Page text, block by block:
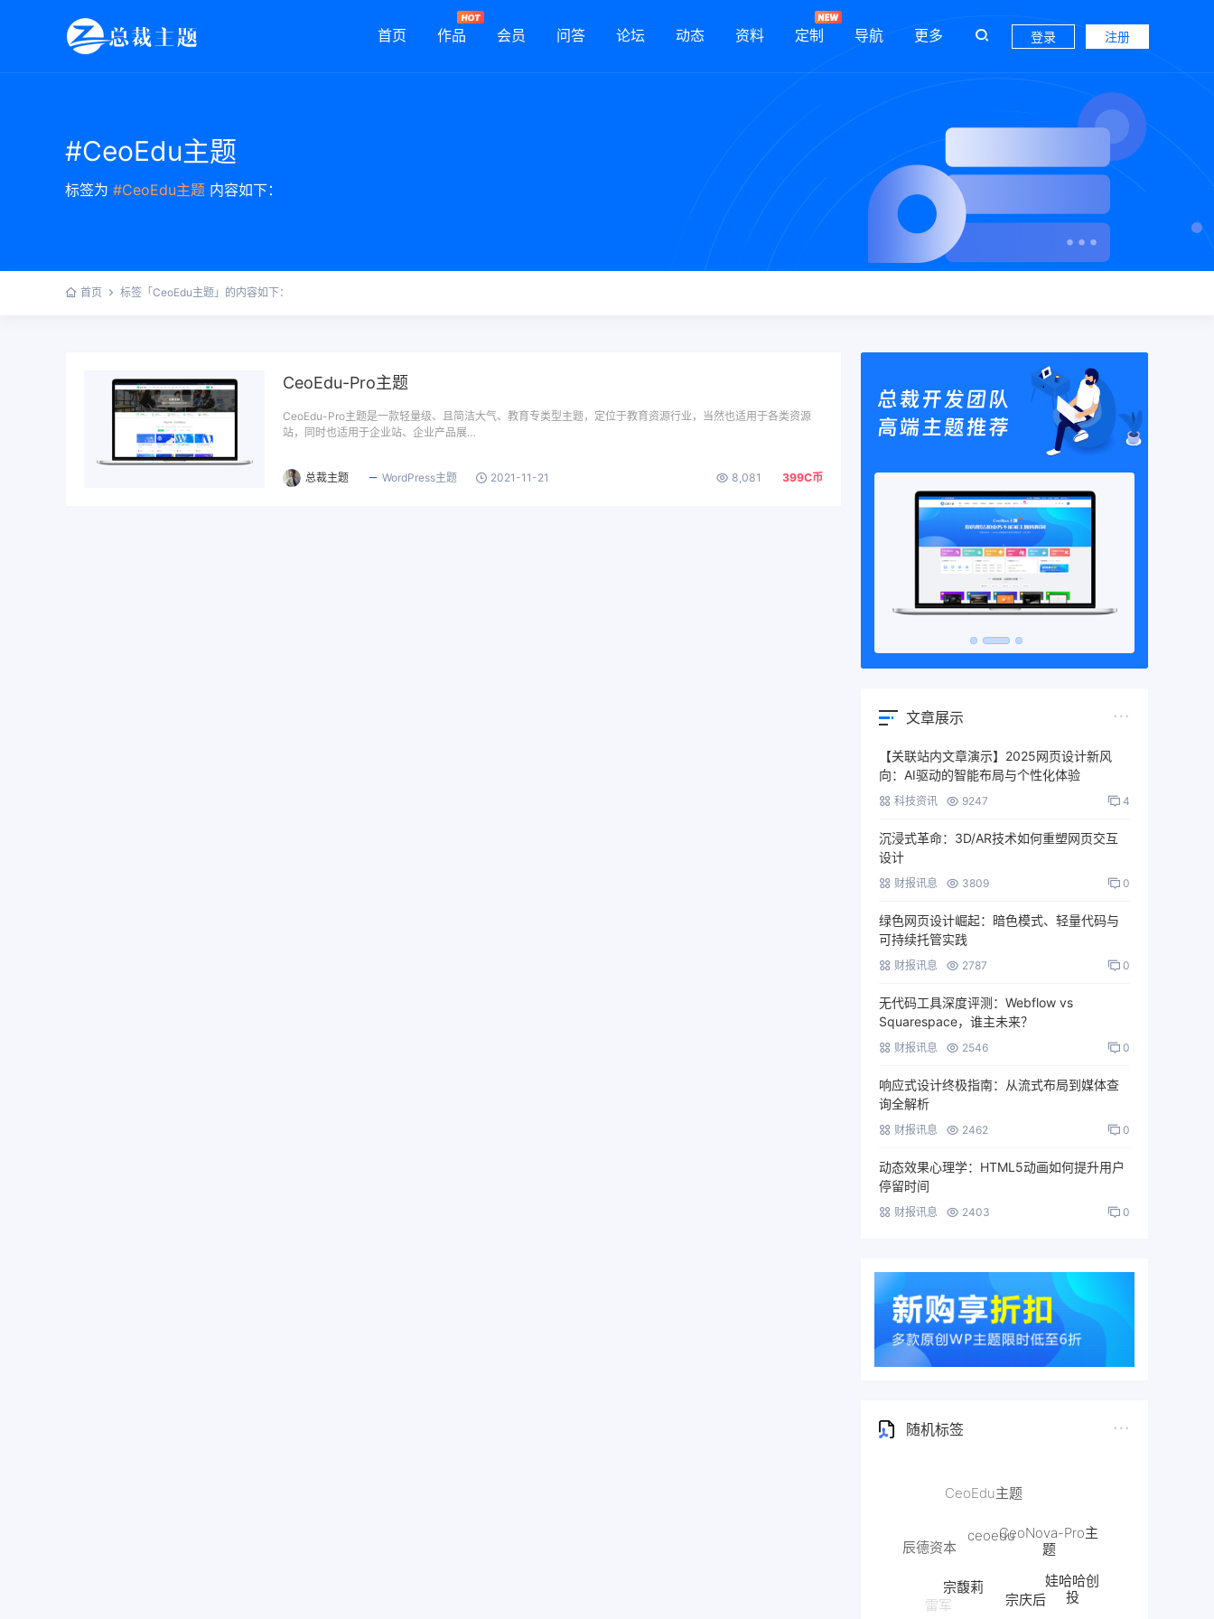
首页 作品 会员 问答 论坛 动态 资料 定制 导航 更多 登录 注册
#CeoEdu主题
标签为 #CeoEdu主题 内容如下：
首页 标签「CeoEdu主题」的内容如下：
CeoEdu-Pro主题
CeoEdu-Pro主题是一款轻量级、且简洁大气、教育专类型主题，定位于教育资源行业，当然也适用于各类资源
站，同时也适用于企业站、企业产品展…
总裁主题 WordPress主题 2021-11-21 8,081 399C币
文章展示
【关联站内文章演示】2025网页设计新风
向：AI驱动的智能布局与个性化体验
科技资讯 9247 4
沉浸式革命：3D/AR技术如何重塑网页交互
设计
财报讯息 3809 0
绿色网页设计崛起：暗色模式、轻量代码与
可持续托管实践
财报讯息 2787 0
无代码工具深度评测：Webflow vs
Squarespace，谁主未来？
财报讯息 2546 0
响应式设计终极指南：从流式布局到媒体查
询全解析
财报讯息 2462 0
动态效果心理学：HTML5动画如何提升用户
停留时间
财报讯息 2403 0
随机标签
雷军
娃哈哈创
投
宗庆后
辰德资本
题
CeoEdu主题